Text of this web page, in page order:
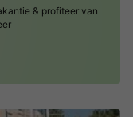
& profiteer van